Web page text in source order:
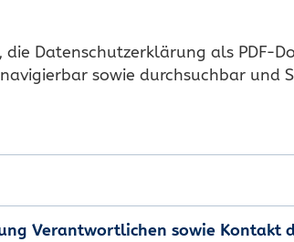
Datenschutzerklärung als PDF-
sowie durchsuchbar und
Verantwortlichen sowie Kontakt